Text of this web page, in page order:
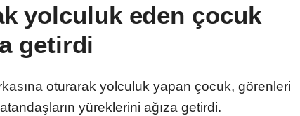
yolculuk eden çocuk
getirdi
oturarak yolculuk yapan çocuk, görenleri
yüreklerini ağıza getirdi.